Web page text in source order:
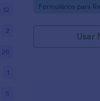
térmico e boa
Go to Category:
Formulários para
Usar
12
2
26
1
5